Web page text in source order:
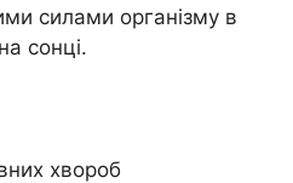
силами організму в
сонці.
хвороб